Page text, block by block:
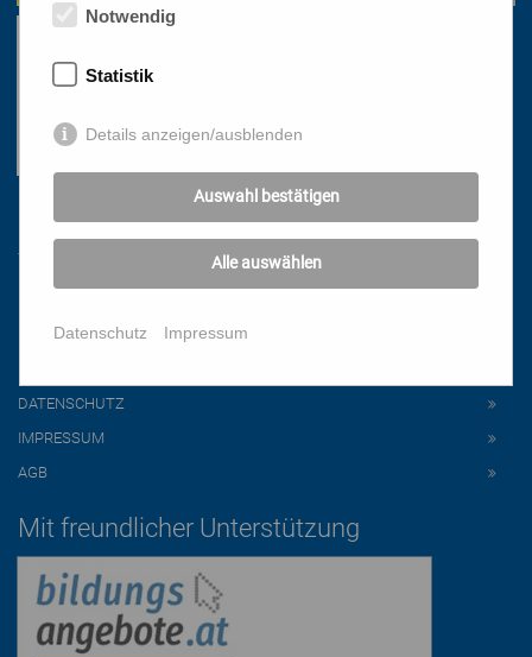
Links
NEWSLETTER
DATENSCHUTZ
IMPRESSUM
AGB
Mit freundlicher Unterstützung
Notwendig
Statistik
Details anzeigen/ausblenden
Auswahl bestätigen
Alle auswählen
Datenschutz Impressum